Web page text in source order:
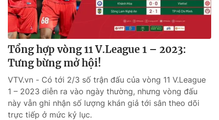
Tổng hợp vòng 11 V.League 1 – 2023:
Tưng bừng mở hội!
VTV.vn - Có tới 2/3 số trận đấu của vòng 11 V.League
1 – 2023 diễn ra vào ngày thường, nhưng vòng đấu
này vẫn ghi nhận số lượng khán giả tới sân theo dõi
trực tiếp ở mức kỷ lục.